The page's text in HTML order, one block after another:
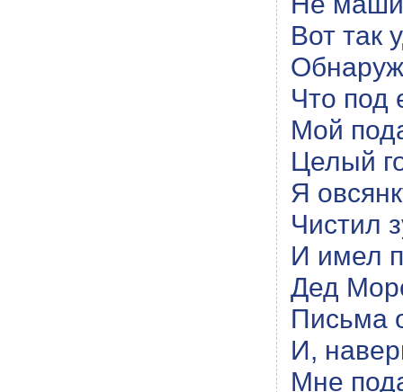
Вот так
Что под
Мой
Целый
Я
Чистил
И имел
Дед
Письма
И,
Мне